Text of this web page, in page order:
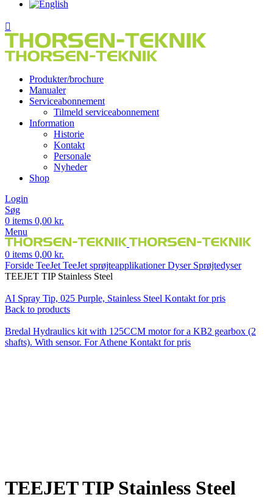
Produkter/brochure
Manualer
Serviceabonnement
Tilmeld serviceabonnement
Information
Historie
Kontakt
Personale
Nyheder
Shop
Login
Søg
0 items 0,00 kr.
Menu
0 items 0,00 kr.
Forside TeeJet TeeJet sprøjteapplikationerDyser Sprøjtedyser
TEEJET TIP Stainless Steel
AI Spray Tip, 025 Purple, Stainless Steel Kontakt for pris
Back to products
Bredal Hydraulics kit with 125CCM motor for a KB2 gearbox (2
shafts). With sensor. For Athene Kontakt for pris
TEEJET TIP Stainless Steel